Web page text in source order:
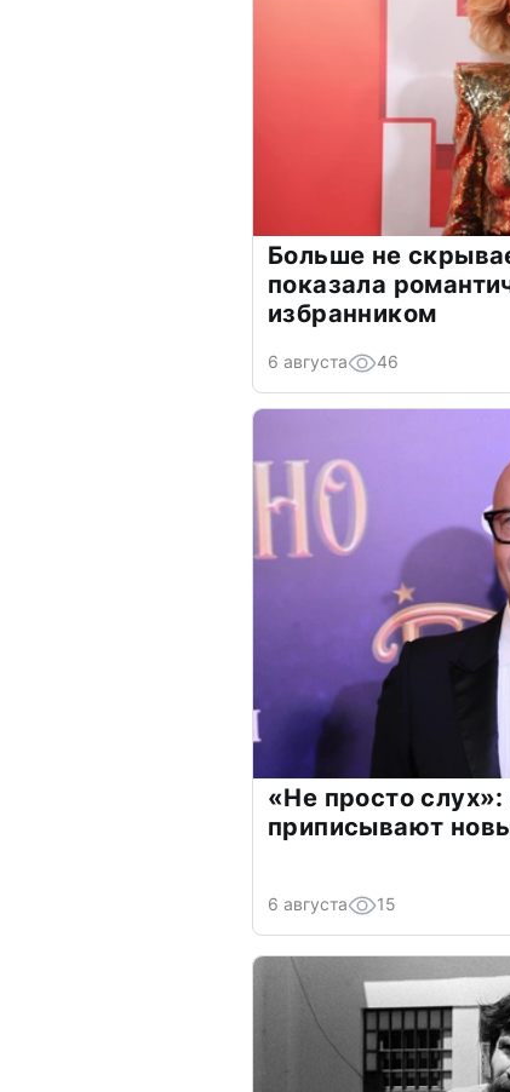
Больше не
показала
избранником
6 августа 46
«Не просто
приписывают
6 августа 15